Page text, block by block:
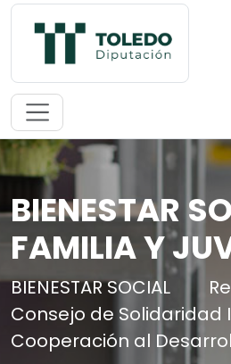
BIENESTAR
FAMILIA Y
BIENESTAR SOCIAL
Consejo de Solidaridad
Cooperación al